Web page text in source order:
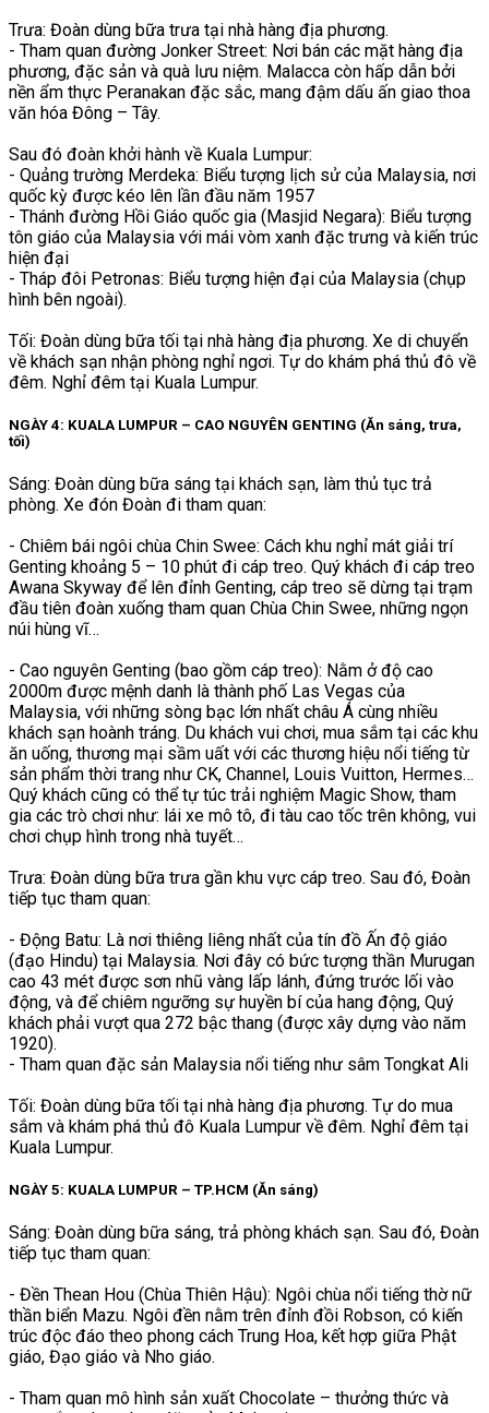
Trưa: Đoàn dùng bữa trưa tại nhà hàng địa phương.
- Tham quan đường Jonker Street: Nơi bán các mặt hàng địa
phương, đặc sản và quà lưu niệm. Malacca còn hấp dẫn bởi
nền ẩm thực Peranakan đặc sắc, mang đậm dấu ấn giao thoa
văn hóa Đông – Tây.
Sau đó đoàn khởi hành về Kuala Lumpur:
- Quảng trường Merdeka: Biểu tượng lịch sử của Malaysia, nơi
quốc kỳ được kéo lên lần đầu năm 1957
- Thánh đường Hồi Giáo quốc gia (Masjid Negara): Biểu tượng
tôn giáo của Malaysia với mái vòm xanh đặc trưng và kiến trúc
hiện đại
- Tháp đôi Petronas: Biểu tượng hiện đại của Malaysia (chụp
hình bên ngoài).
Tối: Đoàn dùng bữa tối tại nhà hàng địa phương. Xe di chuyển
về khách sạn nhận phòng nghỉ ngơi. Tự do khám phá thủ đô về
đêm. Nghỉ đêm tại Kuala Lumpur.
NGÀY 4: KUALA LUMPUR – CAO NGUYÊN GENTING (Ăn sáng, trưa,
tối)
Sáng: Đoàn dùng bữa sáng tại khách sạn, làm thủ tục trả
phòng. Xe đón Đoàn đi tham quan:
- Chiêm bái ngôi chùa Chin Swee: Cách khu nghỉ mát giải trí
Genting khoảng 5 – 10 phút đi cáp treo. Quý khách đi cáp treo
Awana Skyway để lên đỉnh Genting, cáp treo sẽ dừng tại trạm
đầu tiên đoàn xuống tham quan Chùa Chin Swee, những ngọn
núi hùng vĩ…
- Cao nguyên Genting (bao gồm cáp treo): Nằm ở độ cao
2000m được mệnh danh là thành phố Las Vegas của
Malaysia, với những sòng bạc lớn nhất châu Á cùng nhiều
khách sạn hoành tráng. Du khách vui chơi, mua sắm tại các khu
ăn uống, thương mại sầm uất với các thương hiệu nổi tiếng từ
sản phẩm thời trang như CK, Channel, Louis Vuitton, Hermes…
Quý khách cũng có thể tự túc trải nghiệm Magic Show, tham
gia các trò chơi như: lái xe mô tô, đi tàu cao tốc trên không, vui
chơi chụp hình trong nhà tuyết…
Trưa: Đoàn dùng bữa trưa gần khu vực cáp treo. Sau đó, Đoàn
tiếp tục tham quan:
- Động Batu: Là nơi thiêng liêng nhất của tín đồ Ấn độ giáo
(đạo Hindu) tại Malaysia. Nơi đây có bức tượng thần Murugan
cao 43 mét được sơn nhũ vàng lấp lánh, đứng trước lối vào
động, và để chiêm ngưỡng sự huyền bí của hang động, Quý
khách phải vượt qua 272 bậc thang (được xây dựng vào năm
1920).
- Tham quan đặc sản Malaysia nổi tiếng như sâm Tongkat Ali
Tối: Đoàn dùng bữa tối tại nhà hàng địa phương. Tự do mua
sắm và khám phá thủ đô Kuala Lumpur về đêm. Nghỉ đêm tại
Kuala Lumpur.
NGÀY 5: KUALA LUMPUR – TP.HCM (Ăn sáng)
Sáng: Đoàn dùng bữa sáng, trả phòng khách sạn. Sau đó, Đoàn
tiếp tục tham quan:
- Đền Thean Hou (Chùa Thiên Hậu): Ngôi chùa nổi tiếng thờ nữ
thần biển Mazu. Ngôi đền nằm trên đỉnh đồi Robson, có kiến
trúc độc đáo theo phong cách Trung Hoa, kết hợp giữa Phật
giáo, Đạo giáo và Nho giáo.
- Tham quan mô hình sản xuất Chocolate – thưởng thức và